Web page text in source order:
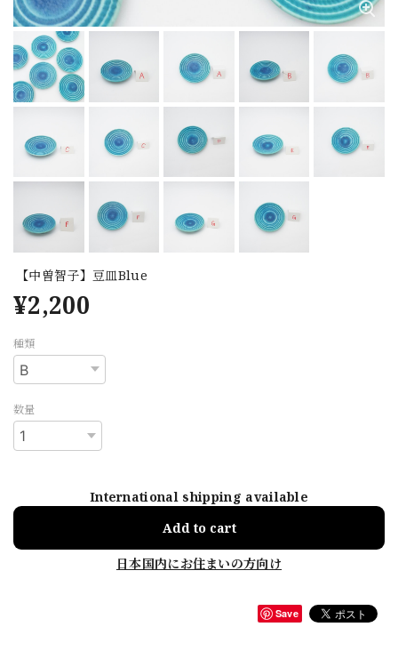
【中曽智子】豆皿Blue
¥2,200
種類
数量
International shipping available
Add to cart
日本国内にお住まいの方向け
Save